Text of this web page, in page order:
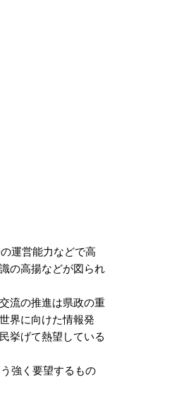
運営能力などで高
の高揚などが図られ
流の推進は県政の重
界に向けた情報発
挙げて熱望している
強く要望するもの